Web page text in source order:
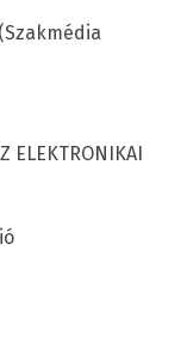
ELEKTRONIKAI